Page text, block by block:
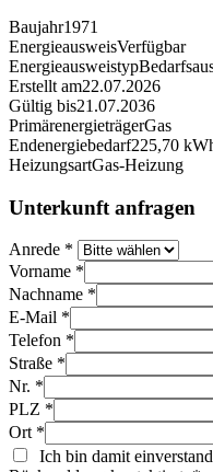
Baujahr1971
EnergieausweisVerfügbar
Energie­ausweistyp
Erstellt am22.07.2026
Gültig bis21.07.2036
PrimärenergieträgerGas
Endenergiebedarf225,70
HeizungsartGas-Heizung
Unterkunft anfragen
Anrede *
Vorname *
Nachname *
E-Mail *
Telefon *
Straße *
Nr. *
PLZ *
Ort *
Ich bin damit